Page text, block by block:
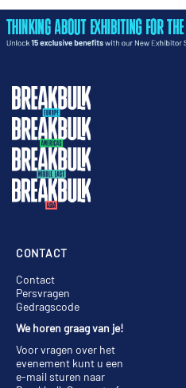
CONTACT
Contact
Persvragen
Gedragscode
We horen graag van je!
Voor vragen over het
evenement kunt u een
e-mail sturen naar